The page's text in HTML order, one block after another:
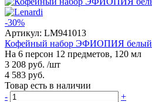
-30%
Артикул: LM941013
Кофейный набор ЭФИОПИЯ белый
На 6 персон 12 предметов, 120 мл
3 208 руб. /шт
4 583 руб.
Товар есть в наличии
-
+